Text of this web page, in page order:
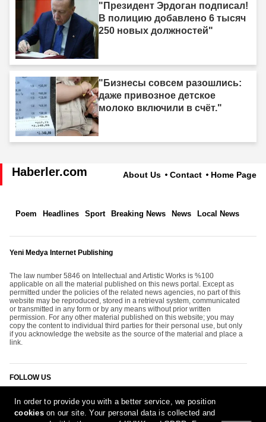
"Президент Эрдоган подписал!
В полицию добавлено 6 тысяч
250 новых должностей"
"Бизнесы совсем разошлись:
даже привозное детское
молоко включили в счёт."
Haberler.com About Us Contact Home Page
Poem Headlines Sport Breaking News News Local News
Yeni Medya Internet Publishing
The law number 5846 on Intellectual and Artistic Works is %100
applicable on all the material published on this news portal. Except as
permitted under the policies of the related news agencies, no part of this
website may be reproduced, stored in a retrieval system, communicated
or transmitted in any form or by any means without prior written
permission. For any other material published on this website; you may
copy the content to individual third parties for their personal use, but only
if you acknowledge the website as the source of the material and place a
link.
FOLLOW US
In order to provide you with a better service, we position
cookieson our site. Your personal data is collected and